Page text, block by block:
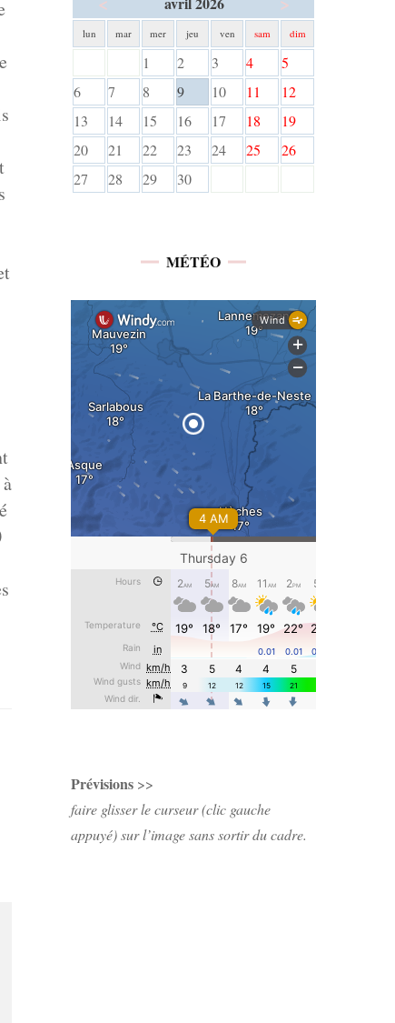
lun mar mer jeu ven sam dim
1 2 3 4
5
6
7 8 9 10 11
12
13
14 15 16 17 18
19
20
21 22 23 24 25
26
27
28 29 30
MÉTÉO
Prévisions >>
faire glisser le curseur (clic gauche
appuyé) sur l’image sans sortir du cadre.